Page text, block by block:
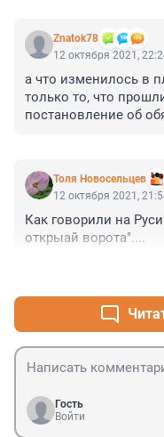
сидели в классах и
время для принятия
Пока везде дудет
малееьких до
Znatok78
12 октября 2021,
а что изменилось в
только то, что
постановление об
Толя Новосельцев
12 октября 2021,
Как говорили на
открыай ворота"....
Гость
Войти